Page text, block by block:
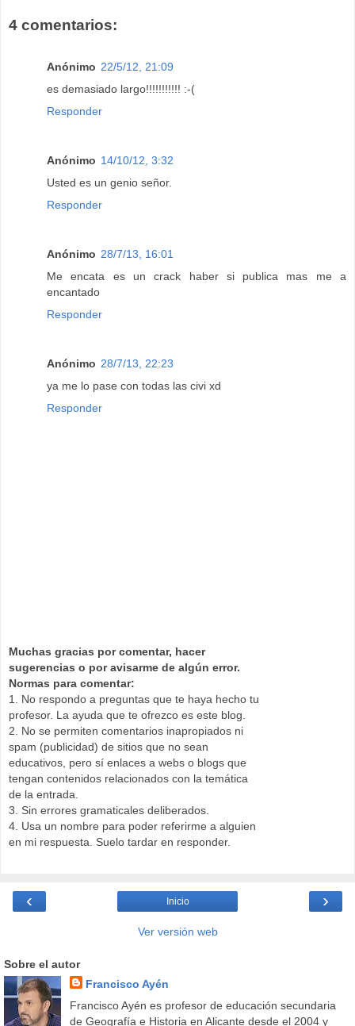
4 comentarios:
Anónimo 22/5/12, 21:09
es demasiado largo!!!!!!!!!!! :-(
Responder
Anónimo 14/10/12, 3:32
Usted es un genio señor.
Responder
Anónimo 28/7/13, 16:01
Me encata es un crack haber si publica mas me a
encantado
Responder
Anónimo 28/7/13, 22:23
ya me lo pase con todas las civi xd
Responder
Muchas gracias por comentar, hacer
sugerencias o por avisarme de algún error.
Normas para comentar:
1. No respondo a preguntas que te haya hecho tu
profesor. La ayuda que te ofrezco es este blog.
2. No se permiten comentarios inapropiados ni
spam (publicidad) de sitios que no sean
educativos, pero sí enlaces a webs o blogs que
tengan contenidos relacionados con la temática
de la entrada.
3. Sin errores gramaticales deliberados.
4. Usa un nombre para poder referirme a alguien
en mi respuesta. Suelo tardar en responder.
‹ ›
Inicio
Ver versión web
Sobre el autor
Francisco Ayén
Francisco Ayén es profesor de educación secundaria
de Geografía e Historia en Alicante desde el 2004 y